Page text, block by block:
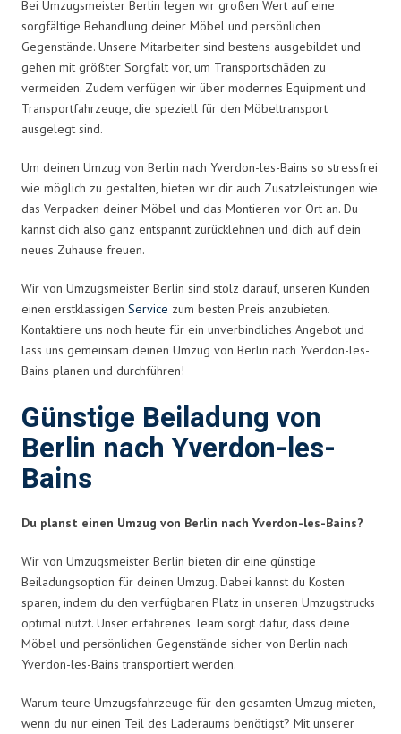
Bei Umzugsmeister Berlin legen wir großen Wert auf eine
sorgfältige Behandlung deiner Möbel und persönlichen
Gegenstände. Unsere Mitarbeiter sind bestens ausgebildet und
gehen mit größter Sorgfalt vor, um Transportschäden zu
vermeiden. Zudem verfügen wir über modernes Equipment und
Transportfahrzeuge, die speziell für den Möbeltransport
ausgelegt sind.
Um deinen Umzug von Berlin nach Yverdon-les-Bains so stressfrei
wie möglich zu gestalten, bieten wir dir auch Zusatzleistungen wie
das Verpacken deiner Möbel und das Montieren vor Ort an. Du
kannst dich also ganz entspannt zurücklehnen und dich auf dein
neues Zuhause freuen.
Wir von Umzugsmeister Berlin sind stolz darauf, unseren Kunden
einen erstklassigen Service zum besten Preis anzubieten.
Kontaktiere uns noch heute für ein unverbindliches Angebot und
lass uns gemeinsam deinen Umzug von Berlin nach Yverdon-les-
Bains planen und durchführen!
Günstige Beiladung von
Berlin nach Yverdon-les-
Bains
Du planst einen Umzug von Berlin nach Yverdon-les-Bains?
Wir von Umzugsmeister Berlin bieten dir eine günstige
Beiladungsoption für deinen Umzug. Dabei kannst du Kosten
sparen, indem du den verfügbaren Platz in unseren Umzugstrucks
optimal nutzt. Unser erfahrenes Team sorgt dafür, dass deine
Möbel und persönlichen Gegenstände sicher von Berlin nach
Yverdon-les-Bains transportiert werden.
Warum teure Umzugsfahrzeuge für den gesamten Umzug mieten,
wenn du nur einen Teil des Laderaums benötigst? Mit unserer